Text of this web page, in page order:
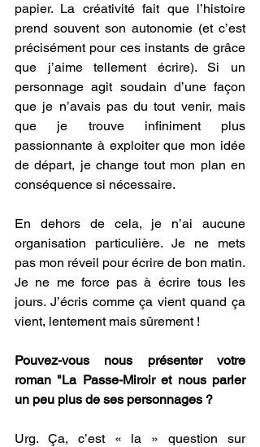
papier. La créativité fait que l’histoire
prend souvent son autonomie (et c’est
précisément pour ces instants de grâce
que j’aime tellement écrire). Si un
personnage agit soudain d’une façon
que je n’avais pas du tout venir, mais
que je trouve infiniment plus
passionnante à exploiter que mon idée
de départ, je change tout mon plan en
conséquence si nécessaire.
En dehors de cela, je n’ai aucune
organisation particulière. Je ne mets
pas mon réveil pour écrire de bon matin.
Je ne me force pas à écrire tous les
jours. J’écris comme ça vient quand ça
vient, lentement mais sûrement !
Pouvez-vous nous présenter votre
roman "La Passe-Miroir et nous parler
un peu plus de ses personnages ?
Urg. Ça, c’est « la » question sur